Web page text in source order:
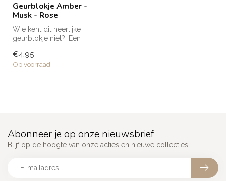
Geurblokje Amber -
Musk - Rose
Wie kent dit heerlijke
geurblokje niet?! Een
gebrui...
€4,95
Op voorraad
Abonneer je op onze nieuwsbrief
Blijf op de hoogte van onze acties en nieuwe collecties!